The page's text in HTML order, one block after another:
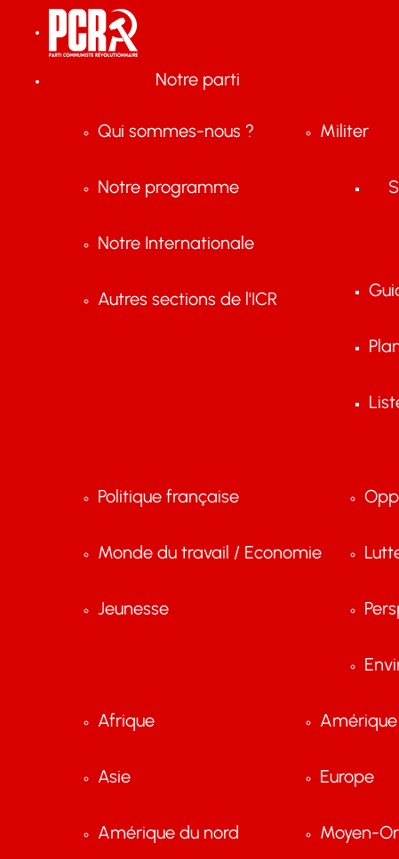
Notre parti
Qui sommes-nous ?
Notre programme
Notre Internationale
Autres sections de l'ICR
Militer
Politique française
Monde du travail / Economie
Jeunesse
Afrique
Asie
Amérique du nord
Europe
Moyen-